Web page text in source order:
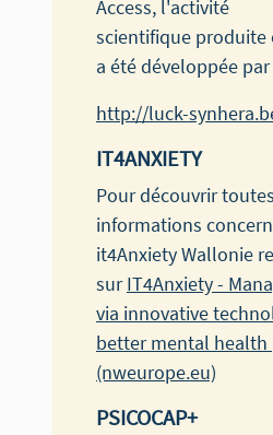
Access, l'activité
scientifique produite
a été développée par
http://luck-
IT4ANXIETY
Pour découvrir
informations
it4Anxiety Wallonie
surIT4Anxiety -
via innovative
better mental health
(nweurope.eu)
PSICOCAP+